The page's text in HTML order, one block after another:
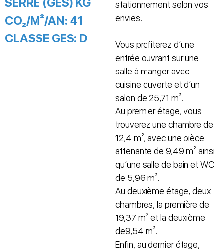
CO₂/M²/AN: 41
CLASSE GES: D
stationnement selon vos
envies.
Vous profiterez d’une
entrée ouvrant sur une
salle à manger avec
cuisine ouverte et d’un
salon de 25,71 m².
Au premier étage, vous
trouverez une chambre de
12,4 m², avec une pièce
attenante de 9,49 m² ainsi
qu’une salle de bain et WC
de 5,96 m².
Au deuxième étage, deux
chambres, la première de
19,37 m² et la deuxième
de9,54 m².
Enfin, au dernier étage,